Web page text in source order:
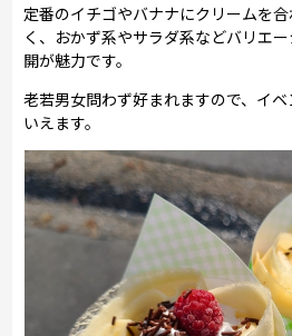
定番のイチゴやバナナにクリームを
く、おかず系やサラダ系などバリエ
開が魅力です。
老若男女問わず好まれますので、イ
いえます。